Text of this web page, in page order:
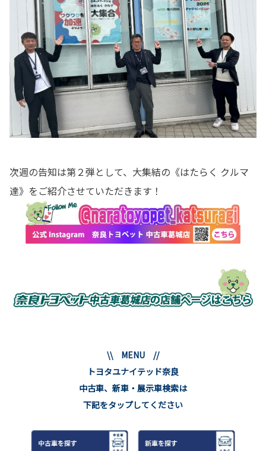
次週の告知は第２弾として、大集結の《はたらく クルマ
達》をご紹介させていただきます！
\\ MENU //
トヨタユナイテッド奈良
中古車、新車・展示車検索は
下記をタップしてください